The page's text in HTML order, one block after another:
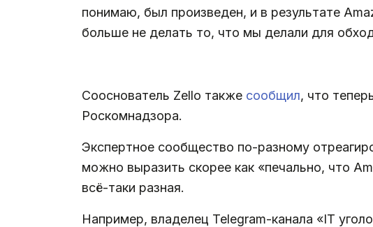
понимаю, был произведен, и в результате
больше не делать то, что мы делали для
Сооснователь Zello также сообщил, что
Роскомнадзора.
Экспертное сообщество по-разному
можно выразить скорее как «печально, что
всё-таки разная.
Например, владелец Telegram-канала «IT